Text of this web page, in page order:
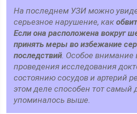
На последнем УЗИ можно
серьезное нарушение, как
Если она расположена вокруг
принять меры во избежание
последствий. Особое внимание
проведения исследования
состоянию сосудов и артерий
этом деле способен тот самый
упоминалось выше.